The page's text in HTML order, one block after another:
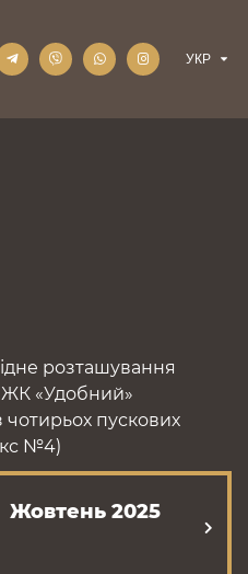
розташування
ЖК «Удобний»
пускових
№4)
Жовтень 2025